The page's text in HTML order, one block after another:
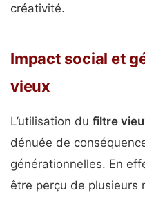
créativité.
Impact social et
vieux
L’utilisation du filtre
dénuée de
générationnelles. En
être perçu de plusieurs